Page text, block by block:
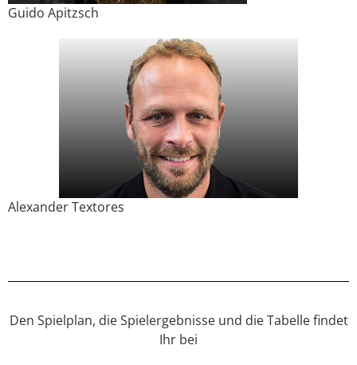
Guido Apitzsch
Alexander Textores
Den Spielplan, die Spielergebnisse und die Tabelle findet
Ihr bei